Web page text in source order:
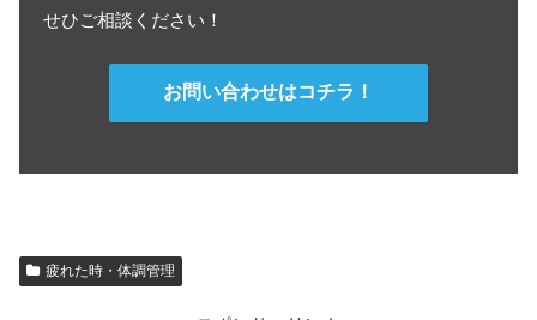
せひご相談ください！
お問い合わせはコチラ！
疲れた時・体調管理